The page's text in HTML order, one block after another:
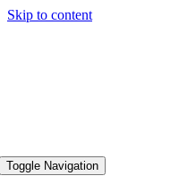
Skip to content
Toggle Navigation